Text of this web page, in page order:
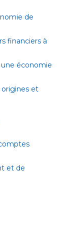
de
financiers à
économie
origines et
et de